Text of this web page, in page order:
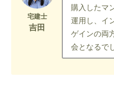
購入したマ
運用し、イ
ゲインの両
会となるで